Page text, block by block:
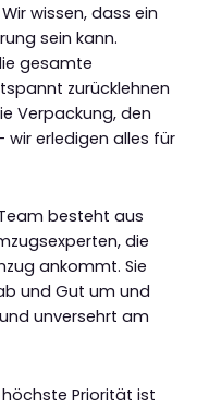
Wir wissen, dass ein
sein kann.
gesamte
zurücklehnen
Verpackung, den
wir erledigen alles für
besteht aus
die
ankommt. Sie
und Gut um und
unversehrt am
höchste Priorität ist